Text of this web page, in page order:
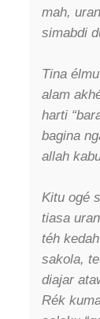
mah,
simabdi
Tina
alam
harti
bagina
allah
Kitu ogé
tiasa
téh
sakola,
diajar
Rék